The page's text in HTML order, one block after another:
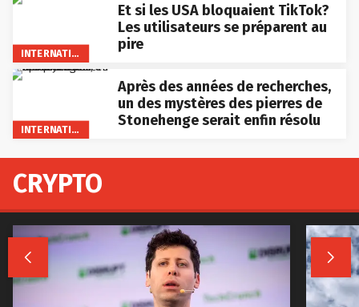
INTERNATIONAL
Et si les USA bloquaient TikTok?
Les utilisateurs se préparent au
pire
INTERNATIONAL
Après des années de recherches,
un des mystères des pierres de
Stonehenge serait enfin résolu
CRYPTO
 